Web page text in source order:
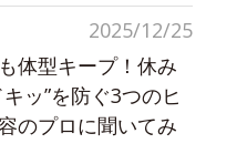
2025/12/25
体型キープ！休み
ッ”を防ぐ3つのヒ
のプロに聞いてみ